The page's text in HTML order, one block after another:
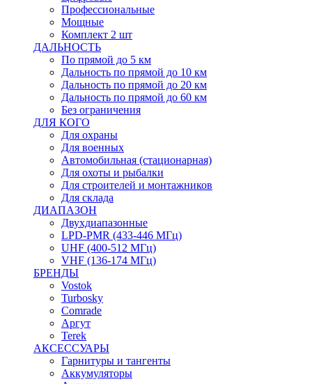
Профессиональные
Мощные
Комплект 2 шт
ДАЛЬНОСТЬ
По прямой до 5 км
Дальность по прямой до 10 км
Дальность по прямой до 20 км
Дальность по прямой до 60 км
Без ограничения
ДЛЯ КОГО
Для охраны
Для военных
Автомобильная (стационарная)
Для охоты и рыбалки
Для строителей и монтажников
Для склада
ДИАПАЗОН
Двухдиапазонные
LPD-PMR (433-446 МГц)
UHF (400-512 МГц)
VHF (136-174 МГц)
БРЕНДЫ
Vostok
Turbosky
Comrade
Аргут
Terek
АКСЕССУАРЫ
Гарнитуры и тангенты
Аккумуляторы